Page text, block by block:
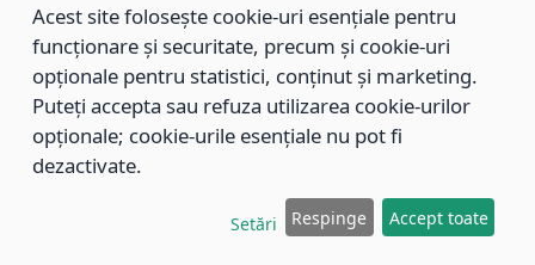
827/10.12.2019
Aprobarea standardului de cost pentru serviciile
furnizate în cadrul Centrului Rezidențial pentru Persoane
Adăpost, pentru anul 2020.
Aprobarea standardului de cost pentru serviciile
Acest site folosește cookie-uri esențiale pentru
funcționare și securitate, precum și cookie-uri
opționale pentru statistici, conținut și marketing.
Puteți accepta sau refuza utilizarea cookie-urilor
opționale; cookie-urile esențiale nu pot fi
dezactivate.
Setări Respinge Accept toate